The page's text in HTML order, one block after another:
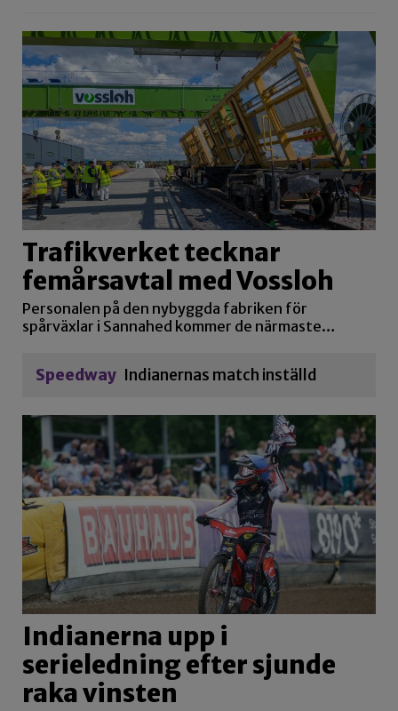
Trafikverket tecknar
femårsavtal med Vossloh
Personalen på den nybyggda fabriken för
spårväxlar i Sannahed kommer de närmaste…
Speedway Indianernas match inställd
Indianerna upp i
serieledning efter sjunde
raka vinsten